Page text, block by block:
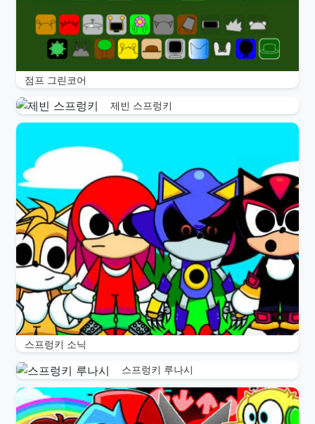
점프 그린코어
제빈 스프렁키
스프렁키 소닉
스프렁키 루나시